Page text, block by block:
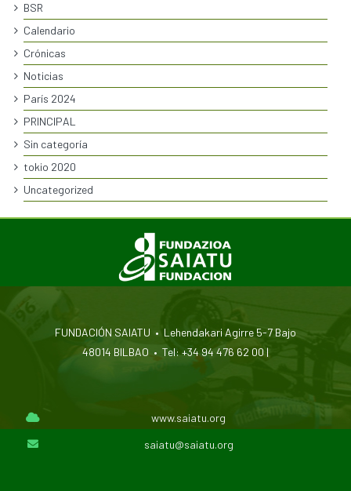
BSR
Calendario
Crónicas
Noticias
París 2024
PRINCIPAL
Sin categoría
tokio 2020
Uncategorized
FUNDACIÓN SAIATU • Lehendakari Agirre 5-7 Bajo
48014 BILBAO • Tel: +34 94 476 62 00 |
www.saiatu.org
saiatu@saiatu.org